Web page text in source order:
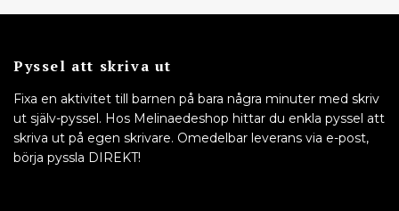
Pyssel att skriva ut
Fixa en aktivitet till barnen på bara några minuter med skriv
ut själv-pyssel. Hos Melinaedeshop hittar du enkla pyssel att
skriva ut på egen skrivare. Omedelbar leverans via e-post,
börja pyssla DIREKT!